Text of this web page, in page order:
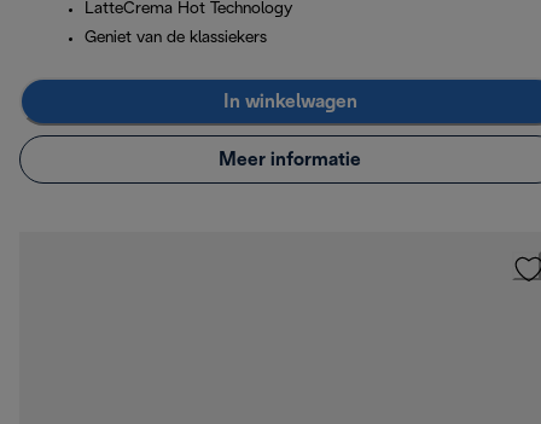
LatteCrema Hot Technology
Geniet van de klassiekers
In winkelwagen
Meer informatie